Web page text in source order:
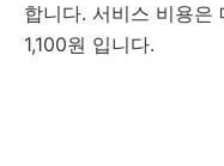
합니다. 서비스 비용은
1,100원 입니다.